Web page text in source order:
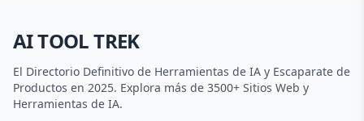
AI TOOL TREK
El Directorio Definitivo de Herramientas de IA y Escaparate de
Productos en 2025. Explora más de 3500+ Sitios Web y
Herramientas de IA.